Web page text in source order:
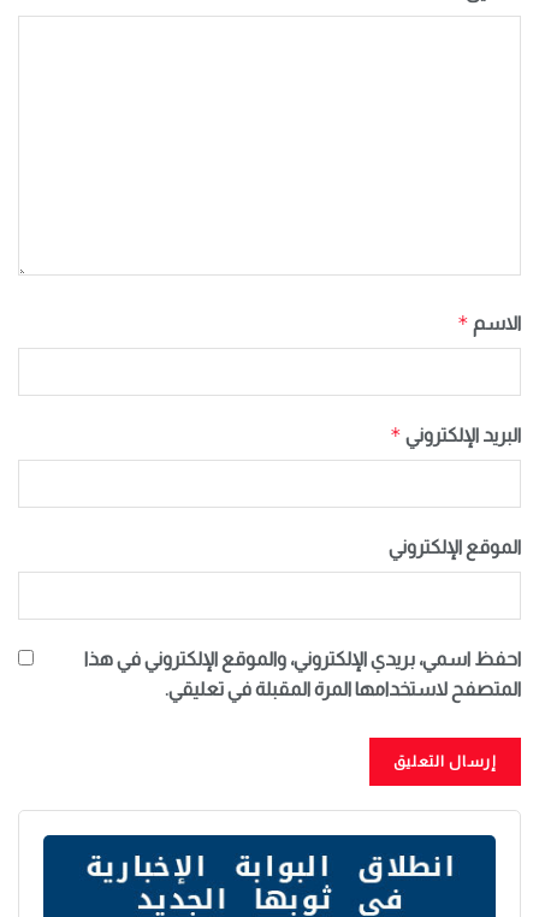
الاسم *
البريد الإلكتروني *
الموقع الإلكتروني
احفظ اسمي، بريدي الإلكتروني، والموقع الإلكتروني في هذا
المتصفح لاستخدامها المرة المقبلة في تعليقي.